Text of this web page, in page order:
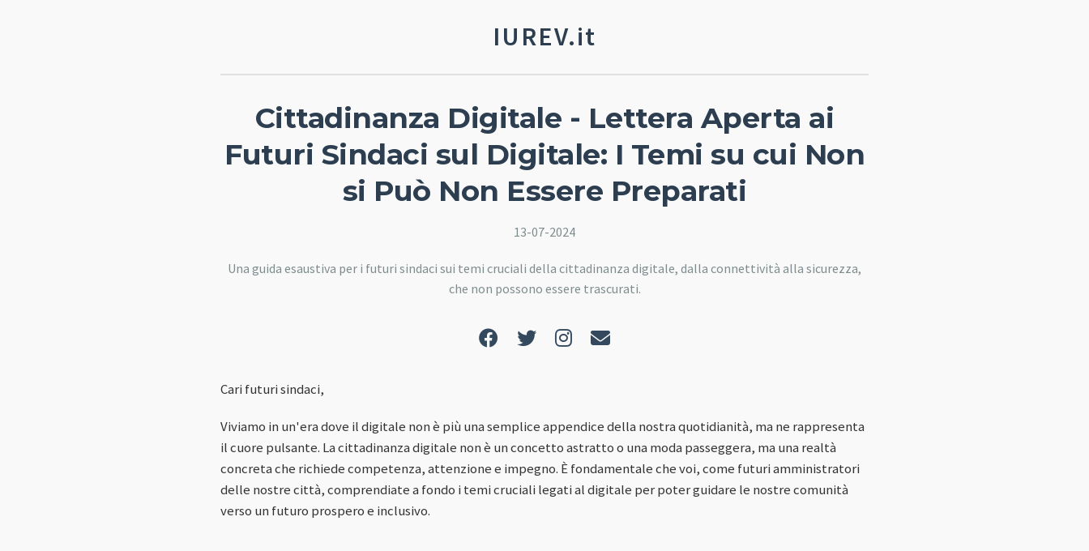
IUREV.it
Cittadinanza Digitale - Lettera Aperta ai
Futuri Sindaci sul Digitale: I Temi su cui Non
si Può Non Essere Preparati
13-07-2024
Una guida esaustiva per i futuri sindaci sui temi cruciali della cittadinanza digitale, dalla connettività alla sicurezza,
che non possono essere trascurati.
Cari futuri sindaci,
Viviamo in un'era dove il digitale non è più una semplice appendice della nostra quotidianità, ma ne rappresenta
il cuore pulsante. La cittadinanza digitale non è un concetto astratto o una moda passeggera, ma una realtà
concreta che richiede competenza, attenzione e impegno. È fondamentale che voi, come futuri amministratori
delle nostre città, comprendiate a fondo i temi cruciali legati al digitale per poter guidare le nostre comunità
verso un futuro prospero e inclusivo.